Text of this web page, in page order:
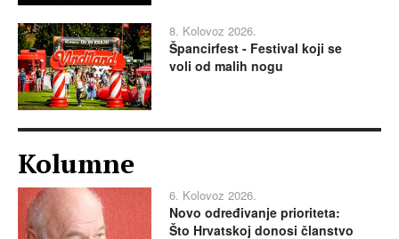
8. Kolovoz 2026.
Špancirfest - Festival koji se
voli od malih nogu
Kolumne
6. Kolovoz 2026.
Novo određivanje prioriteta:
Što Hrvatskoj donosi članstvo